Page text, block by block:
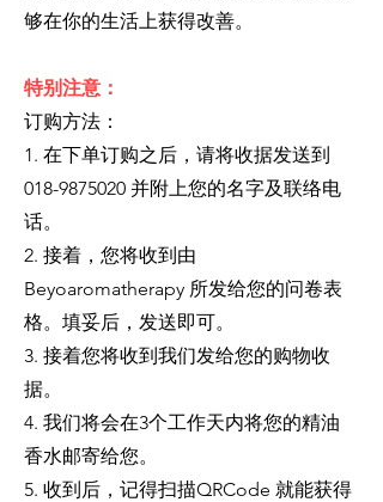
够在你的生活上获得改善。
特别注意：
订购方法：
1. 在下单订购之后，请将收据发送到
018-9875020 并附上您的名字及联络电
话。
2. 接着，您将收到由
Beyoaromatherapy 所发给您的问卷表
格。填妥后，发送即可。
3. 接着您将收到我们发给您的购物收
据。
4. 我们将会在3个工作天内将您的精油
香水邮寄给您。
​5. 收到后，记得扫描QRCode 就能获得